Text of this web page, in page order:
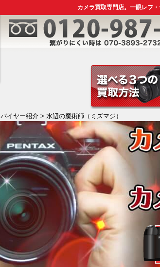
カメラ買取専門店。一眼レフ
バイヤー紹介> 水辺の魔術師（ミズマジ）